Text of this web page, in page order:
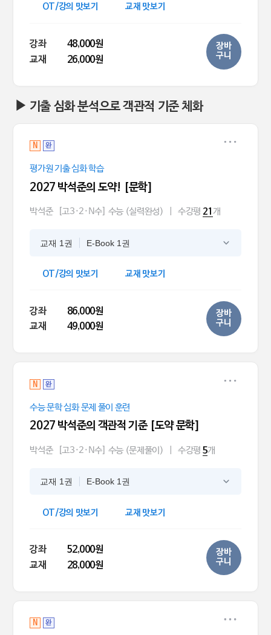
OT/강의 맛보기 교재 맛보기
강좌
48,000원
교재
26,000원
장바
구니
▶ 기출 심화 분석으로 객관적 기준 체화
N 완
평가원 기출 심화 학습
2027 박석준의 도약! [문학]
박석준 [고3·2·N수] 수능 (실력완성) 수강평 21개
교재 1권 E-Book 1권
OT/강의 맛보기 교재 맛보기
강좌
86,000원
교재
49,000원
장바
구니
N 완
수능 문학 심화 문제 풀이 훈련
2027 박석준의 객관적 기준 [도약 문학]
박석준 [고3·2·N수] 수능 (문제풀이) 수강평 5개
교재 1권 E-Book 1권
OT/강의 맛보기 교재 맛보기
강좌
52,000원
교재
28,000원
장바
구니
N 완